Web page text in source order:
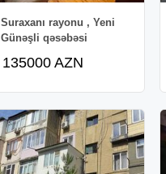
Suraxanı rayonu , Yeni
Günəşli qəsəbəsi
135000 AZN